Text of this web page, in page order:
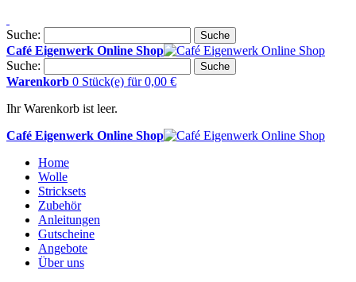
Suche: Suche
Café Eigenwerk Online Shop
Suche:
Suche
Warenkorb 0 Stück(e) für 0,00 €
Ihr Warenkorb ist leer.
Café Eigenwerk Online Shop
Home
Wolle
Stricksets
Zubehör
Anleitungen
Gutscheine
Angebote
Über uns